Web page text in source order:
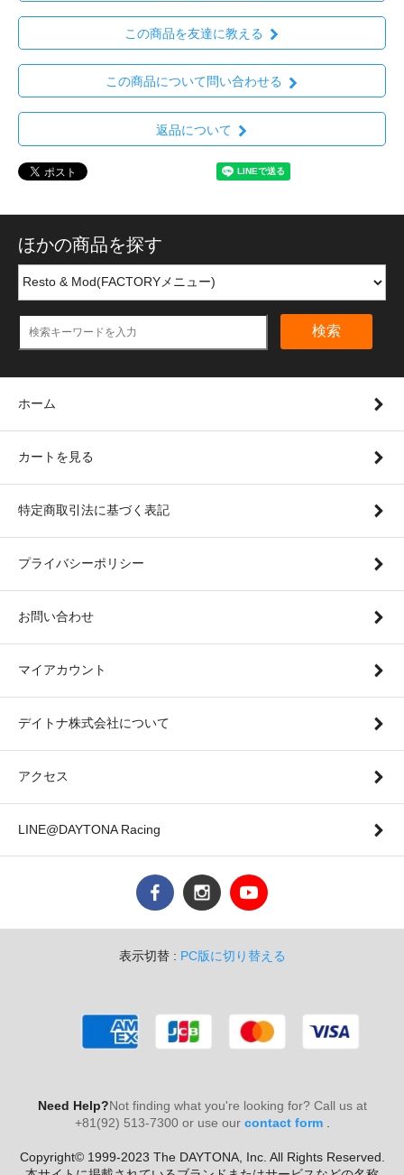
この商品を友達に教える
この商品について問い合わせる
返品について
ほかの商品を探す
検索
ホーム
カートを見る
特定商取引法に基づく表記
プライバシーポリシー
お問い合わせ
マイアカウント
デイトナ株式会社について
アクセス
LINE@DAYTONA Racing
表示切替 : PC版に切り替える
Need Help?Not finding what you're looking for? Call us at
+81(92) 513-7300 or use our contact form.
Copyright© 1999-2023 The DAYTONA, Inc. All Rights Reserved.